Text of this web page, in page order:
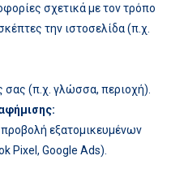
σχετικά με τον τρόπο
την ιστοσελίδα (π.χ.
σας (π.χ. γλώσσα, περιοχή).
εξατομικευμένων
Pixel, Google Ads).